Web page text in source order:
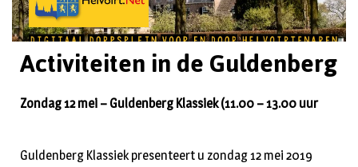
Activiteiten in de Guldenberg
Zondag 12 mei – Guldenberg Klassiek (11.00 – 13.00 uur
Guldenberg Klassiek presenteert u zondag 12 mei 2019